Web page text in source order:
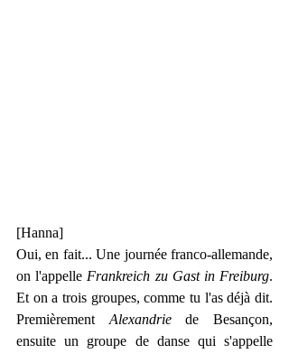
[Hanna]
Oui, en fait... Une journée franco-allemande,
on l'appelle Frankreich zu Gast in Freiburg.
Et on a trois groupes, comme tu l'as déjà dit.
Premièrement Alexandrie de Besançon,